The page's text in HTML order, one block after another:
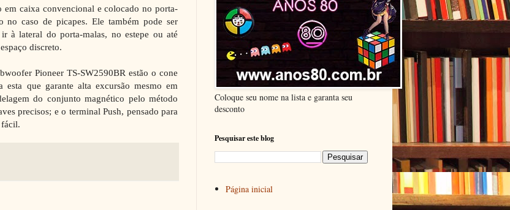
em caixa convencional e colocado no porta-
no caso de picapes. Ele também pode ser
à lateral do porta-malas, no estepe ou até
discreto.
Pioneer TS-SW2590BR estão o cone
esta que garante alta excursão mesmo em
do conjunto magnético pelo método
precisos; e o terminal Push, pensado para
fácil.
Coloque seu nome na lista e garanta seu
desconto
Pesquisar este blog
Página inicial